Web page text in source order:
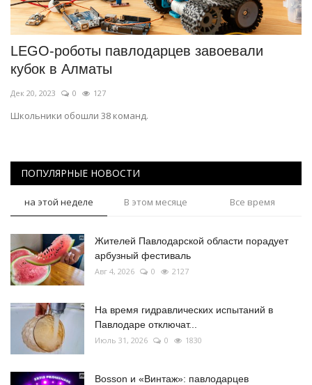
LEGO-роботы павлодарцев завоевали
кубок в Алматы
Дек 20, 2023 0 127
Школьники обошли 38 команд.
ПОПУЛЯРНЫЕ НОВОСТИ
на этой неделе В этом месяце Все время
Жителей Павлодарской области порадует
арбузный фестиваль
Авг 4, 2026 0 2127
На время гидравлических испытаний в
Павлодаре отключат...
Июль 31, 2026 0 1830
Bosson и «Винтаж»: павлодарцев